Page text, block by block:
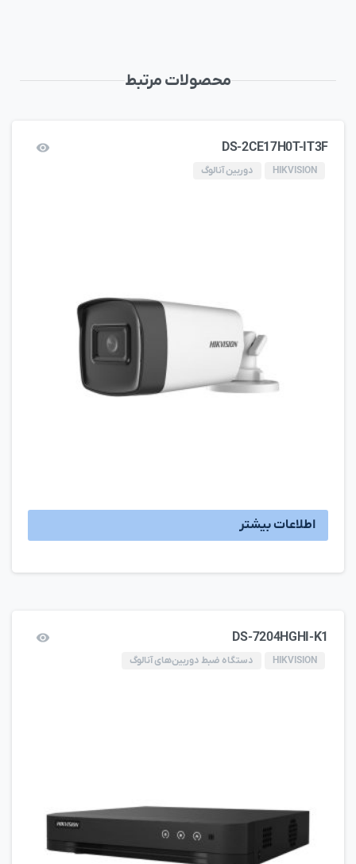
محصولات مرتبط
DS-2CE17H0T-IT3F
HIKVISION دوربین آنالوگ
اطلاعات بیشتر
DS-7204HGHI-K1
HIKVISION دستگاه ضبط دوربین‌های آنالوگ